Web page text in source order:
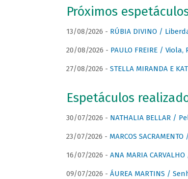
Próximos
13/08/2026 - RÚBIA DIVINO /
20/08/2026 - PAULO FREIRE / Viola,
27/08/2026 - STELLA MIRANDA E
Espetáculos
30/07/2026 - NATHALIA BELLAR /
23/07/2026 - MARCOS
16/07/2026 - ANA MARIA
09/07/2026 - ÁUREA MARTINS /